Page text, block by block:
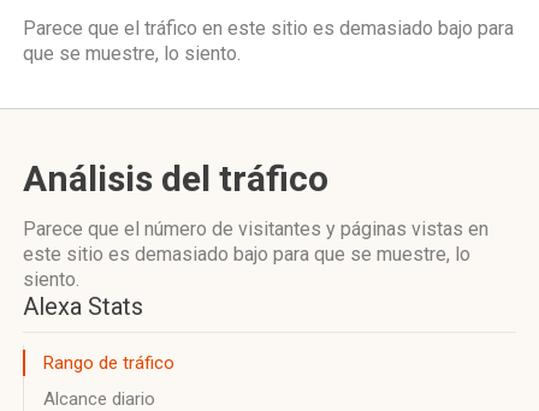
Parece que el tráfico en este sitio es demasiado bajo para
que se muestre, lo siento.
Análisis del tráfico
Parece que el número de visitantes y páginas vistas en
este sitio es demasiado bajo para que se muestre, lo
siento.
Alexa Stats
Rango de tráfico
Alcance diario